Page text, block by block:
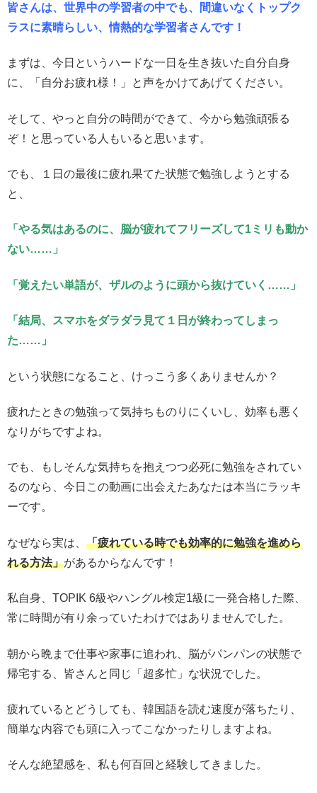
皆さんは、世界中の学習者の中でも、間違いなくトップク
ラスに素晴らしい、情熱的な学習者さんです！
まずは、今日というハードな一日を生き抜いた自分自身
に、「自分お疲れ様！」と声をかけてあげてください。
そして、やっと自分の時間ができて、今から勉強頑張る
ぞ！と思っている人もいると思います。
でも、１日の最後に疲れ果てた状態で勉強しようとする
と、
「やる気はあるのに、脳が疲れてフリーズして1ミリも動か
ない……」
「覚えたい単語が、ザルのように頭から抜けていく……」
「結局、スマホをダラダラ見て１日が終わってしまっ
た……」
という状態になること、けっこう多くありませんか？
疲れたときの勉強って気持ちものりにくいし、効率も悪く
なりがちですよね。
でも、もしそんな気持ちを抱えつつ必死に勉強をされてい
るのなら、今日この動画に出会えたあなたは本当にラッキ
ーです。
なぜなら実は、 「疲れている時でも効率的に勉強を進めら
れる方法」があるからなんです！
私自身、TOPIK 6級やハングル検定1級に一発合格した際、
常に時間が有り余っていたわけではありませんでした。
朝から晩まで仕事や家事に追われ、脳がパンパンの状態で
帰宅する、皆さんと同じ「超多忙」な状況でした。
疲れているとどうしても、韓国語を読む速度が落ちたり、
簡単な内容でも頭に入ってこなかったりしますよね。
そんな絶望感を、私も何百回と経験してきました。